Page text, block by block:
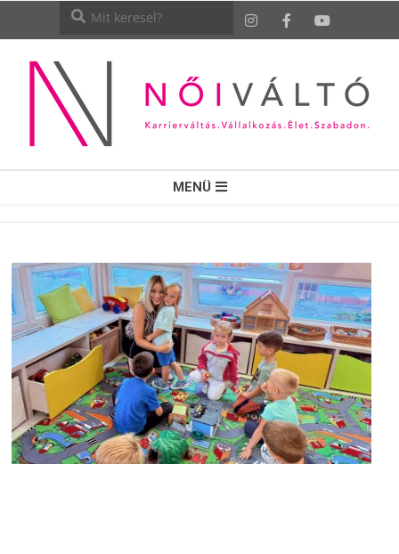
NŐI
VÁLTÓ
MENÜ